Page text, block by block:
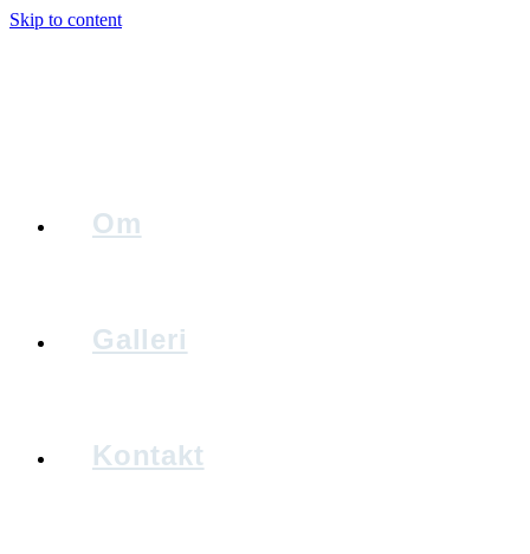
Skip to content
Om
Galleri
Kontakt